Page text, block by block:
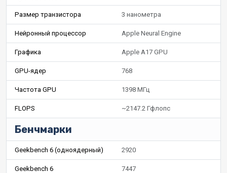
Размер транзистора 3 нанометра
Нейронный процессор Apple Neural Engine
Графика Apple A17 GPU
GPU-ядер 768
Частота GPU 1398 МГц
FLOPS ~2147.2 Гфлопс
Бенчмарки
Geekbench 6 (одноядерный) 2920
Geekbench 6
7447